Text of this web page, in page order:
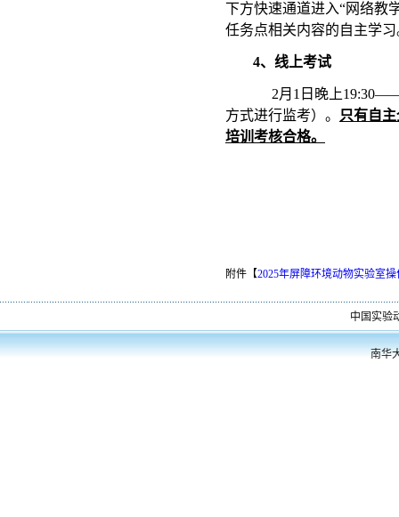
下方快速通道进入“网络教
任务点相关内容的自主学习
4、线上考试
2月1日晚上19:30
方式进行监考）。
只有自
培训考核合格。
附件【2025年屏障环境动物实验室
中国实验
南华